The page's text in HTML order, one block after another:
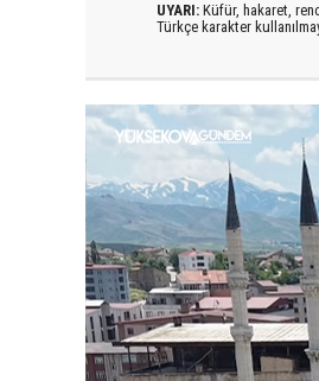
UYARI: Küfür, hakaret,
Türkçe karakter